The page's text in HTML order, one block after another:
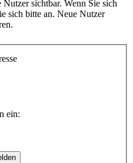
sichtbar. Wenn Sie sich
sich bitte an. Neue Nutzer
ein: